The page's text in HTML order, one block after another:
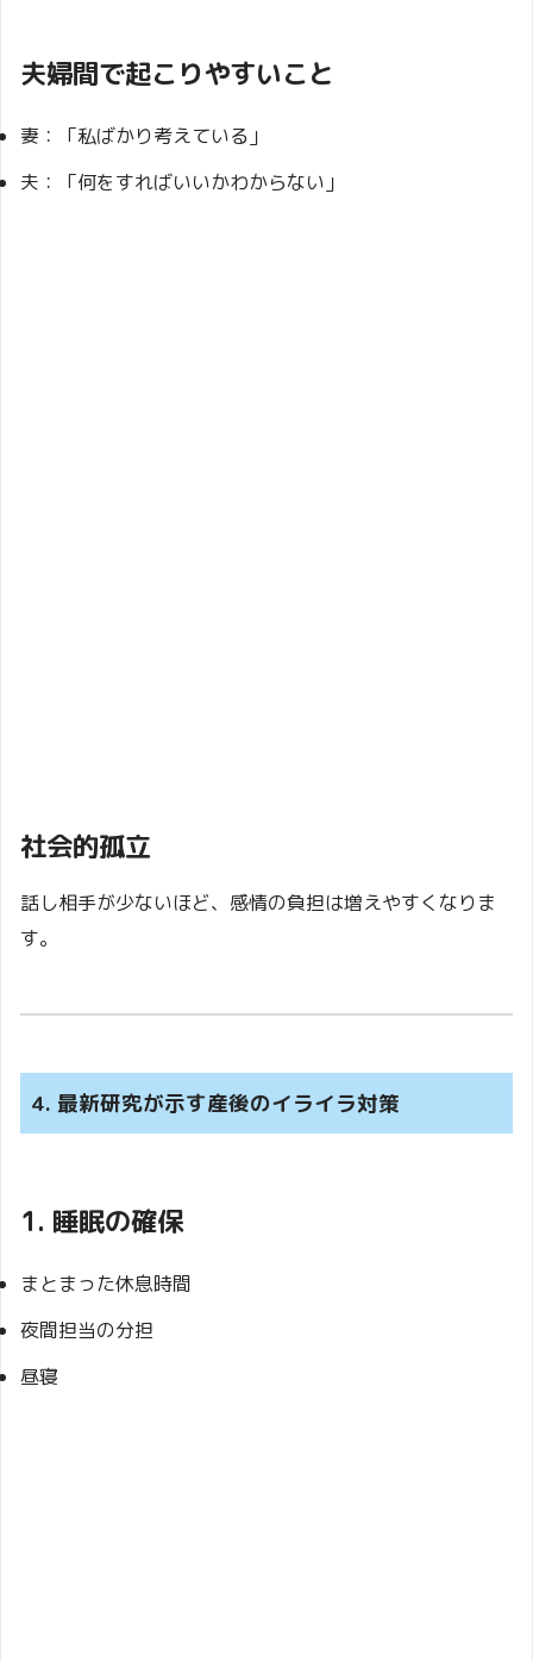
夫婦間で起こりやすいこと
妻：「私ばかり考えている」
夫：「何をすればいいかわからない」
社会的孤立
話し相手が少ないほど、感情の負担は増えやすくなりま
す。
4. 最新研究が示す産後のイライラ対策
1. 睡眠の確保
まとまった休息時間
夜間担当の分担
昼寝